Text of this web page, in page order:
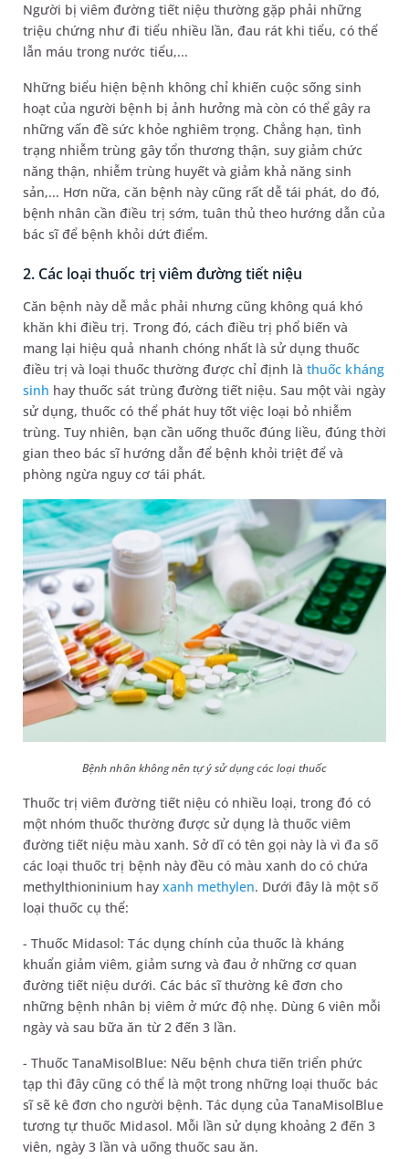
Người bị viêm đường tiết niệu thường gặp phải những
triệu chứng như đi tiểu nhiều lần, đau rát khi tiểu, có thể
lẫn máu trong nước tiểu,...
Những biểu hiện bệnh không chỉ khiến cuộc sống sinh
hoạt của người bệnh bị ảnh hưởng mà còn có thể gây ra
những vấn đề sức khỏe nghiêm trọng. Chẳng hạn, tình
trạng nhiễm trùng gây tổn thương thận, suy giảm chức
năng thận, nhiễm trùng huyết và giảm khả năng sinh
sản,... Hơn nữa, căn bệnh này cũng rất dễ tái phát, do đó,
bệnh nhân cần điều trị sớm, tuân thủ theo hướng dẫn của
bác sĩ để bệnh khỏi dứt điểm.
2. Các loại thuốc trị viêm đường tiết niệu
Căn bệnh này dễ mắc phải nhưng cũng không quá khó
khăn khi điều trị. Trong đó, cách điều trị phổ biến và
mang lại hiệu quả nhanh chóng nhất là sử dụng thuốc
điều trị và loại thuốc thường được chỉ định làthuốc kháng
sinh hay thuốc sát trùng đường tiết niệu. Sau một vài ngày
sử dụng, thuốc có thể phát huy tốt việc loại bỏ nhiễm
trùng. Tuy nhiên, bạn cần uống thuốc đúng liều, đúng thời
gian theo bác sĩ hướng dẫn để bệnh khỏi triệt để và
phòng ngừa nguy cơ tái phát.
Bệnh nhân không nên tự ý sử dụng các loại thuốc
Thuốc trị viêm đường tiết niệu có nhiều loại, trong đó có
một nhóm thuốc thường được sử dụng là thuốc viêm
đường tiết niệu màu xanh. Sở dĩ có tên gọi này là vì đa số
các loại thuốc trị bệnh này đều có màu xanh do có chứa
methylthioninium hay xanh methylen. Dưới đây là một số
loại thuốc cụ thể:
- Thuốc Midasol: Tác dụng chính của thuốc là kháng
khuẩn giảm viêm, giảm sưng và đau ở những cơ quan
đường tiết niệu dưới. Các bác sĩ thường kê đơn cho
những bệnh nhân bị viêm ở mức độ nhẹ. Dùng 6 viên mỗi
ngày và sau bữa ăn từ 2 đến 3 lần.
- Thuốc TanaMisolBlue: Nếu bệnh chưa tiến triển phức
tạp thì đây cũng có thể là một trong những loại thuốc bác
sĩ sẽ kê đơn cho người bệnh. Tác dụng của TanaMisolBlue
tương tự thuốc Midasol. Mỗi lần sử dụng khoảng 2 đến 3
viên, ngày 3 lần và uống thuốc sau ăn.